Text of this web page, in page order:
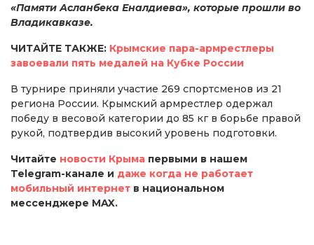
«Памяти Асланбека Еналдиева», которые прошли во
Владикавказе.
ЧИТАЙТЕ ТАКЖЕ: Крымские пара-армрестлеры
завоевали пять медалей на Кубке России
В турнире приняли участие 269 спортсменов из 21
региона России. Крымский армрестлер одержал
победу в весовой категории до 85 кг в борьбе правой
рукой, подтвердив высокий уровень подготовки.
Читайте новости Крыма первыми в нашем
Telegram-канале и даже когда не работает
мобильный интернет в национальном
мессенджере MAX.